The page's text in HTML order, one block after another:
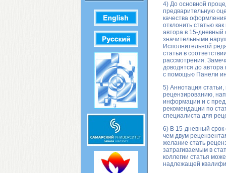
4) До основной
предварительную
качества
отклонить статью
автора в 15-
значительными
Исполнительной
статьи в
рассмотрения.
доводятся до
с помощью Панели
5) Аннотация
рецензированию,
информации и с
рекомендации по
специалиста для
6) В 15-дневный срок
чем двум
желание стать
затрагиваемым в
коллегии статья
надлежащей